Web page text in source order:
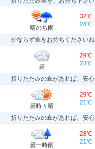
晴のち雨
32℃
24℃
かならず傘をお持ちくださいね
曇
29℃
23℃
折りたたみの傘があれば、安心
曇時々晴
29℃
21℃
折りたたみの傘があれば、安心
曇一時雨
28℃
21℃